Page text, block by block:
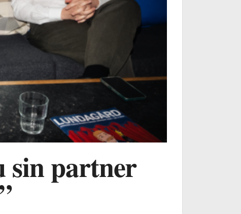
sin partner